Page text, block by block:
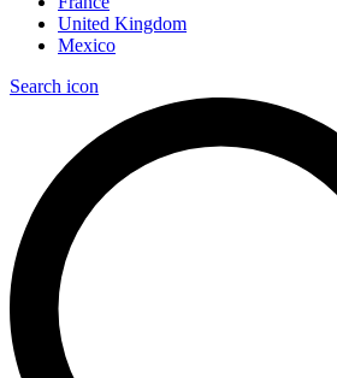
United Kingdom
Mexico
Search icon